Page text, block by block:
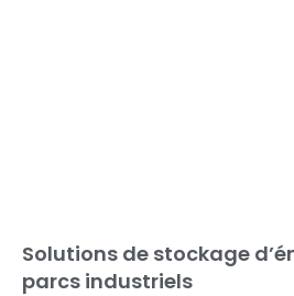
Solutions de stockage
parcs industriels